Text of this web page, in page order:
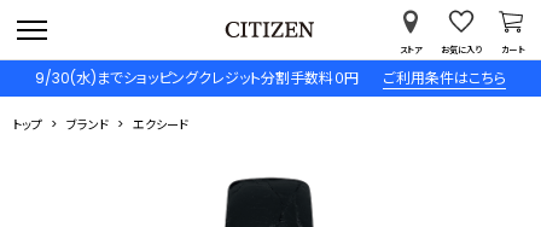
9/30(水)までショッピングクレジット分割手数料０円 ご利用条件はこちら
ストア お気に入り カート
トップ ブランド エクシード